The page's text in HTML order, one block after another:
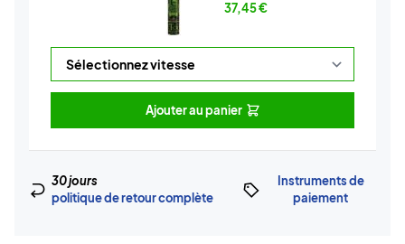
37,45€
Ajouter au panier
30 jours
politique de retour complète
Instruments de
paiement